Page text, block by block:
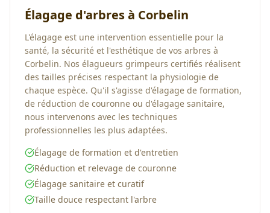
Élagage d'arbres à Corbelin
L'élagage est une intervention essentielle pour la
santé, la sécurité et l'esthétique de vos arbres à
Corbelin. Nos élagueurs grimpeurs certifiés réalisent
des tailles précises respectant la physiologie de
chaque espèce. Qu'il s'agisse d'élagage de formation,
de réduction de couronne ou d'élagage sanitaire,
nous intervenons avec les techniques
professionnelles les plus adaptées.
Élagage de formation et d'entretien
Réduction et relevage de couronne
Élagage sanitaire et curatif
Taille douce respectant l'arbre